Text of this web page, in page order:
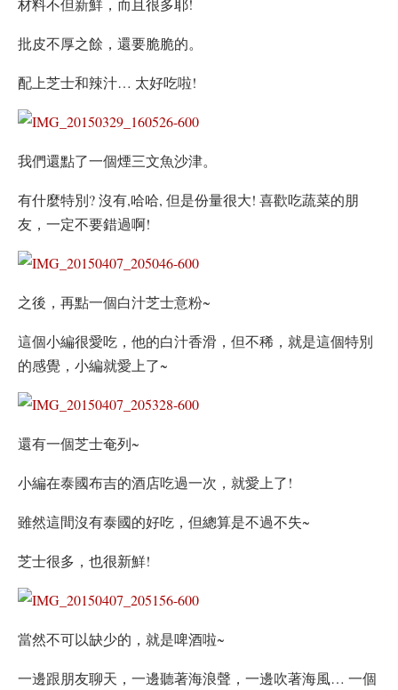
材料不但新鮮，而且很多耶!
批皮不厚之餘，還要脆脆的。
配上芝士和辣汁… 太好吃啦!
我們還點了一個煙三文魚沙津。
有什麼特別? 沒有,哈哈, 但是份量很大! 喜歡吃蔬菜的朋
友，一定不要錯過啊!
之後，再點一個白汁芝士意粉~
這個小編很愛吃，他的白汁香滑，但不稀，就是這個特別
的感覺，小編就愛上了~
還有一個芝士奄列~
小編在泰國布吉的酒店吃過一次，就愛上了!
雖然這間沒有泰國的好吃，但總算是不過不失~
芝士很多，也很新鮮!
當然不可以缺少的，就是啤酒啦~
一邊跟朋友聊天，一邊聽著海浪聲，一邊吹著海風… 一個